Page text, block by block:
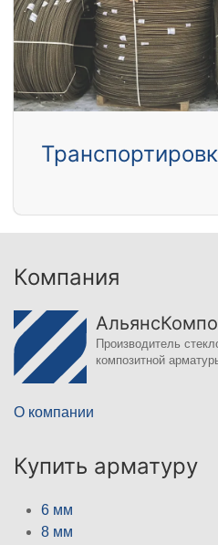
Компания
Производитель
композитной
О компании
Купить арматуру
6 мм
8 мм